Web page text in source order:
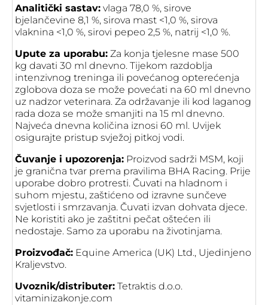
Analitički sastav: vlaga 78,0 %, sirove
bjelančevine 8,1 %, sirova mast <1,0 %, sirova
vlaknina <1,0 %, sirovi pepeo 2,5 %, natrij <1,0 %.
Upute za uporabu: Za konja tjelesne mase 500
kg davati 30 ml dnevno. Tijekom razdoblja
intenzivnog treninga ili povećanog opterećenja
zglobova doza se može povećati na 60 ml dnevno
uz nadzor veterinara. Za održavanje ili kod laganog
rada doza se može smanjiti na 15 ml dnevno.
Najveća dnevna količina iznosi 60 ml. Uvijek
osigurajte pristup svježoj pitkoj vodi.
Čuvanje i upozorenja: Proizvod sadrži MSM, koji
je granična tvar prema pravilima BHA Racing. Prije
uporabe dobro protresti. Čuvati na hladnom i
suhom mjestu, zaštićeno od izravne sunčeve
svjetlosti i smrzavanja. Čuvati izvan dohvata djece.
Ne koristiti ako je zaštitni pečat oštećen ili
nedostaje. Samo za uporabu na životinjama.
Proizvođač: Equine America (UK) Ltd., Ujedinjeno
Kraljevstvo.
Uvoznik/distributer: Tetraktis d.o.o.
vitaminizakonje.com